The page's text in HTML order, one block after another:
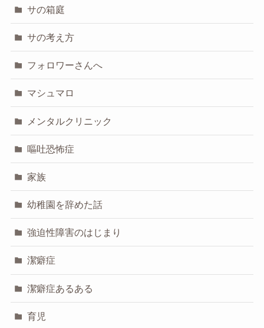
サの箱庭
サの考え方
フォロワーさんへ
マシュマロ
メンタルクリニック
嘔吐恐怖症
家族
幼稚園を辞めた話
強迫性障害のはじまり
潔癖症
潔癖症あるある
育児